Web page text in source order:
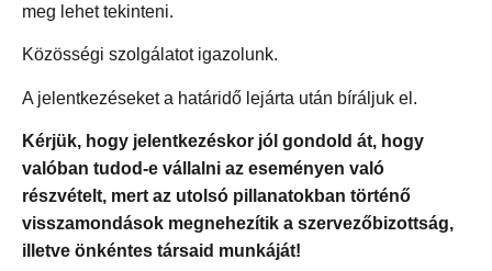
meg lehet tekinteni.
Közösségi szolgálatot igazolunk.
A jelentkezéseket a határidő lejárta után bíráljuk el.
Kérjük, hogy jelentkezéskor jól gondold át, hogy
valóban tudod-e vállalni az eseményen való
részvételt, mert az utolsó pillanatokban történő
visszamondások megnehezítik a szervezőbizottság,
illetve önkéntes társaid munkáját!